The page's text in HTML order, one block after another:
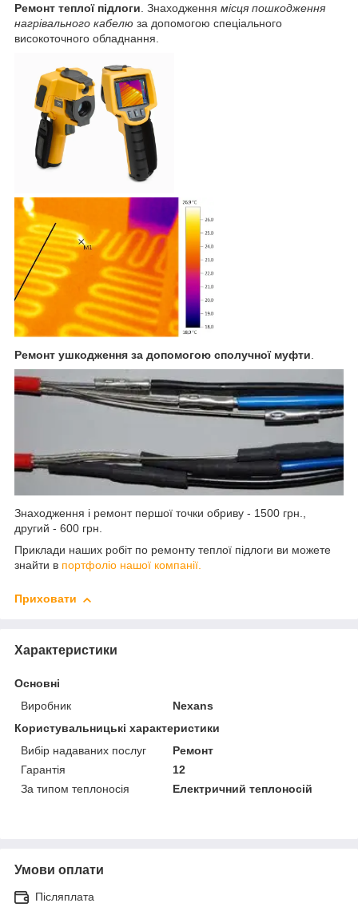
Ремонт теплої підлоги . Знаходження місця пошкодження
нагрівального кабелю за допомогою спеціального
високоточного обладнання.
Ремонт ушкодження за допомогою сполучної муфти
Знаходження і ремонт першої точки обриву - 1500 грн.,
другий - 600 грн.
Приклади наших робіт по ремонту теплої підлоги ви можете
знайти в портфоліо нашої компанії.
Приховати
Характеристики
Основні
Виробник
Nexans
Користувальницькі характеристики
Вибір надаваних послуг
Ремонт
Гарантія
12
За типом теплоносія
Електричний теплоносій
Умови оплати
Післяплата